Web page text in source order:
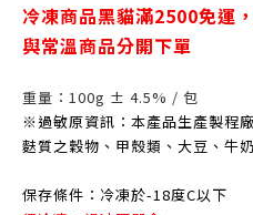
冷凍商品黑貓滿2500免運，
與常溫商品分開下單
重量：100g ± 4.5% / 包
※過敏原資訊：本產品生產製程
麩質之穀物、甲殼類、大豆、牛
保存條件：冷凍於-18度C以下